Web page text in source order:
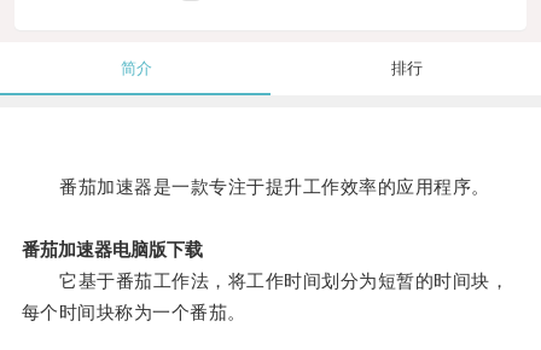
简介 排行
番茄加速器是一款专注于提升工作效率的应用程序。
番茄加速器电脑版下载
它基于番茄工作法，将工作时间划分为短暂的时间块，
每个时间块称为一个番茄。